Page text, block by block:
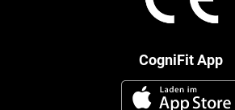
CogniFit App